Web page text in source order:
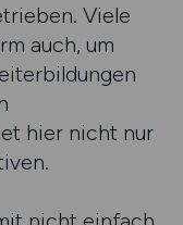
Viele
auch, um
hier nicht nur